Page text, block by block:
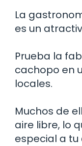
La
es un
Prueba la
cachopo en
locales.
Muchos de
aire libre, lo
especial a tu